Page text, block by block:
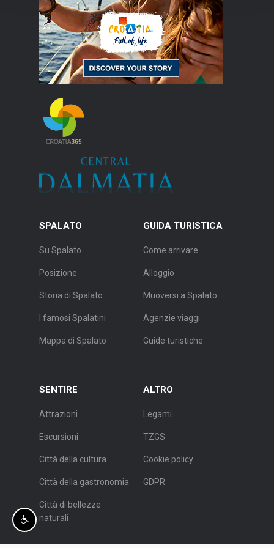
SPALATO
Su Spalato
Posizione
Storia di Spalato
I famosi Spalatini
Mappa di Spalato
GUIDA TURISTICA
Come arrivare
Alloggio
Muoversi a Spalato
Agenzie viaggi
Guide turistiche
SENTIRE
Attrazioni
Escursioni
Città della cultura
Città della gastronomia
Città di bellezze
naturali
ALTRO
Legami
TZGS
Cookie policy
GDPR